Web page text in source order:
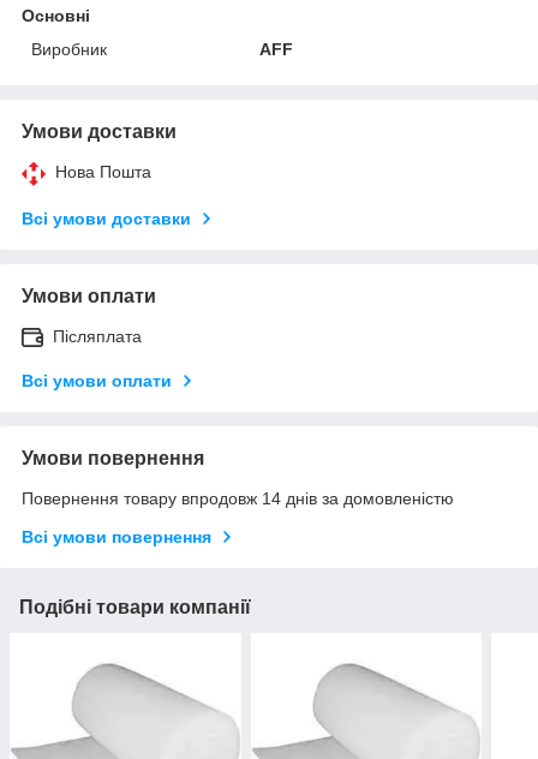
Основні
Виробник
AFF
Умови доставки
Нова Пошта
Всі умови доставки
Умови оплати
Післяплата
Всі умови оплати
Умови повернення
Повернення товару впродовж 14 днів за домовленістю
Всі умови повернення
Подібні товари компанії